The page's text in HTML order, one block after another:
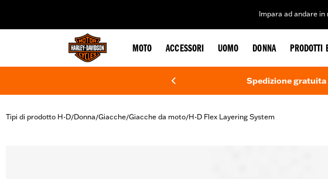
Impara ad andare in
MOTO ACCESSORI UOMO DONNA PRODOTTI
Spedizione
Tipi di prodotto H-D/Donna/Giacche/Giacche da moto/H-D Flex Layering System